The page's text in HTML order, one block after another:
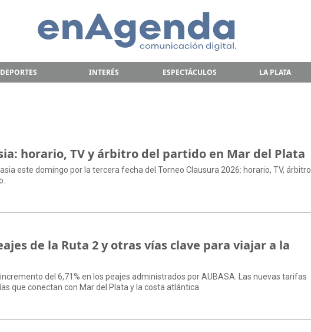
DEPORTES INTERÉS ESPECTÁCULOS LA PLATA
horario, TV y árbitro del partido en Mar del Plata
este domingo por la tercera fecha del Torneo Clausura 2026: horario, TV, árbitro
de la Ruta 2 y otras vías clave para viajar a la
incremento del 6,71% en los peajes administrados por AUBASA. Las nuevas tarifas
que conectan con Mar del Plata y la costa atlántica.